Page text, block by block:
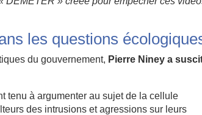
les questions
du gouvernement, Pierre Niney a
tenu à argumenter au sujet de la cellule
des intrusions et agressions sur leurs